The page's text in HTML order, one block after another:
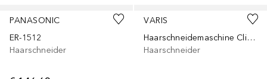
PANASONIC
ER-1512
Haarschneider
VARIS
Haarschneidemaschine Clipper Vc 42
Haarschneider